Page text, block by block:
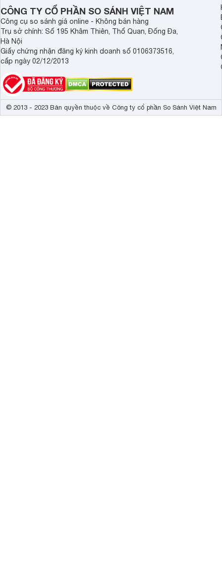
Demax, Hubert và
CÔNG TY CỔ PHẦN SO SÁNH VIỆT NAM
Công cụ so sánh giá online - Không bán hàng
Trụ sở chính: Số 195 Khâm Thiên, Thổ Quan, Đống Đa,
Hà Nội
Giấy chứng nhận đăng ký kinh doanh số 0106373516,
cấp ngày 02/12/2013
© 2013 - 2023 Bản quyền thuộc về Công ty cổ phần So Sánh Việt Nam